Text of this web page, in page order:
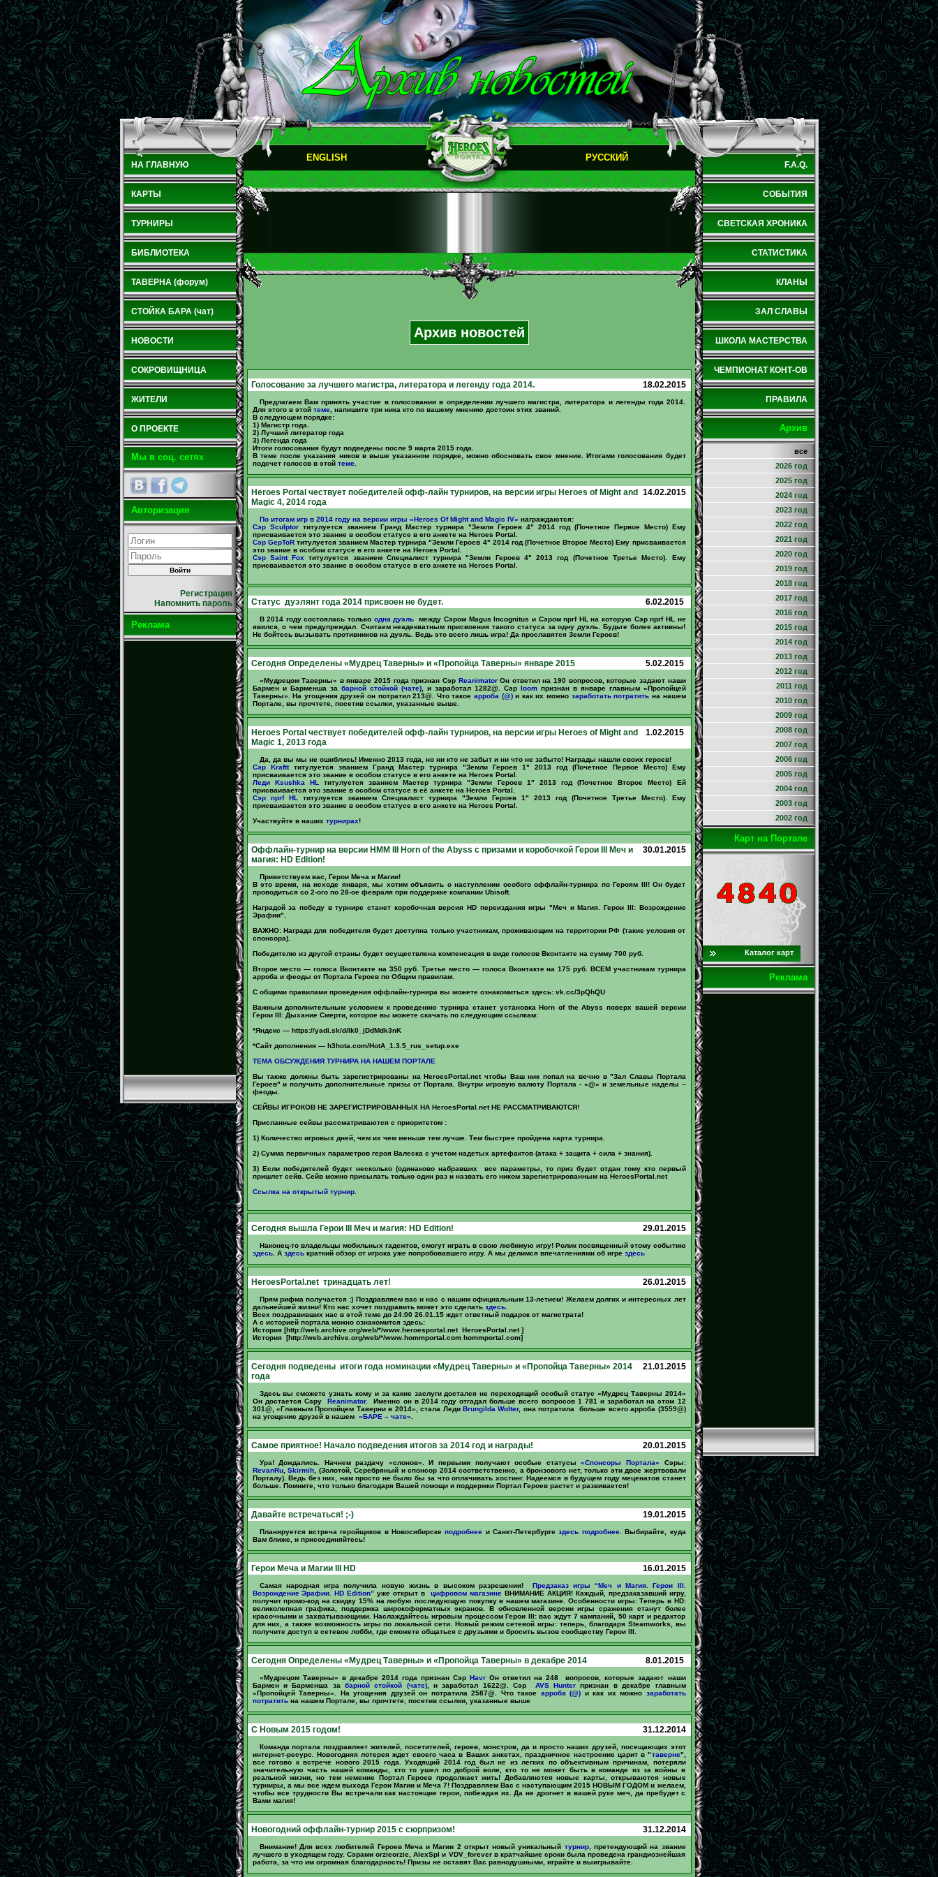
НА ГЛАВНУЮ
КАРТЫ
ТУРНИРЫ
БИБЛИОТЕКА
ТАВЕРНА (форум)
СТОЙКА БАРА (чат)
НОВОСТИ
СОКРОВИЩНИЦА
ЖИТЕЛИ
О ПРОЕКТЕ
Мы в соц. сетях
Авторизация
Регистрация
Напомнить пароль
Реклама
ENGLISH РУССКИЙ
Архив новостей
Голосование за лучшего магистра, литератора и легенду года 2014. 18.02.2015
Предлагаем Вам принять участие в голосовании в определении лучшего магистра, литератора и легенды года 2014.
Для этого в этой теме, напишите три ника кто по вашему мнению достоин этих званий.
В следующем порядке:
1) Магистр года.
2) Лучший литератор года
3) Легенда года
Итоги голосования будут подведены после 9 марта 2015 года.
В теме после указания ников в выше указанном порядке, можно обосновать свое мнение. Итогами голосования будет
подсчет голосов в этой теме.
Heroes Portal чествует победителей офф-лайн турниров, на версии игры Heroes of Might and
Magic 4, 2014 года
14.02.2015
По итогам игр в 2014 году на версии игры «Heroes Of Might and Magic IV» награждаются:
Сэр Sculptorтитулуется званием Гранд Мастер турнира "Земли Героев 4" 2014 год (Почетное Первое Место) Ему
присваивается это звание в особом статусе в его анкете на Heroes Portal.
Сэр GepToRтитулуется званием Мастер турнира "Земли Героев 4" 2014 год (Почетное Второе Место) Ему присваивается
это звание в особом статусе в его анкете на Heroes Portal.
Сэр Saint Fox титулуется званием Специалист турнира "Земли Героев 4" 2013 год (Почетное Третье Место). Ему
присваивается это звание в особом статусе в его анкете на Heroes Portal.
Статус дуэлянт года 2014 присвоен не будет. 6.02.2015
В 2014 году состоялась только одна дуэль между Сэром Мagus Incognitus и Сэром nprf HL на которую Сэр nprf HL не
явился, о чем предупреждал. Считаем неадекватным присвоения такого статуса за одну дуэль. Будьте более активны!
Не бойтесь вызывать противников на дуэль. Ведь это всего лишь игра! Да прославятся Земли Героев!
Сегодня Определены «Мудрец Таверны» и «Пропойца Таверны» январе 2015 5.02.2015
«Мудрецом Таверны» в январе 2015 года признан Сэр ReanimatorОн ответил на 190 вопросов, которые задают наши
Бармен и Барменша за барной стойкой (чате), и заработал 1282@. Сэр loomпризнан в январе главным «Пропойцей
Таверны». На угощения друзей он потратил 213@. Что такое арроба (@)и как их можно заработать потратить на нашем
Портале, вы прочтете, посетив ссылки, указанные выше.
Heroes Portal чествует победителей офф-лайн турниров, на версии игры Heroes of Might and
Magic 1, 2013 года
1.02.2015
Да, да вы мы не ошиблись! Именно 2013 года, но ни кто не забыт и ни что не забыто! Награды нашли своих героев!
Сэр Krafttтитулуется званием Гранд Мастер турнира "Земли Героев 1" 2013 год (Почетное Первое Место) Ему
присваивается это звание в особом статусе в его анкете на Heroes Portal.
Леди Ksushka HL
титулуется званием Мастер турнира "Земли Героев 1" 2013 год (Почетное Второе Место) Ей
присваивается это звание в особом статусе в её анкете на Heroes Portal.
Сэр nprf HL
титулуется званием Специалист турнира "Земли Героев 1" 2013 год (Почетное Третье Место). Ему
присваивается это звание в особом статусе в его анкете на Heroes Portal.
Участвуйте в наших турнирах!
Оффлайн-турнир на версии HMM III Horn of the Abyss с призами и коробочкой Герои III Меч и
магия: HD Edition!
30.01.2015
Приветствуем вас, Герои Меча и Магии!
В это время, на исходе января, мы хотим объявить о наступлении особого оффлайн-турнира по Героям III! Он будет
проводиться со 2-ого по 28-ое февраля при поддержке компании Ubisoft.
Наградой за победу в турнире станет коробочная версия HD переиздания игры "Меч и Магия. Герои III: Возрождение
Эрафии".
ВАЖНО: Награда для победителя будет доступна только участникам, проживающим на территории РФ (такие условия от
спонсора).
Победителю из другой страны будет осуществлена компенсация в виде голосов Вконтакте на сумму 700 руб.
Второе место — голоса Вконтакте на 350 руб. Третье место — голоса Вконтакте на 175 руб. ВСЕМ участникам турнира
арроба и феоды от Портала Героев по Общим правилам.
С общими правилами проведения оффлайн-турнира вы можете ознакомиться здесь: vk.cc/3pQhQU
Важным дополнительным условием к проведению турнира станет установка Horn of the Abyss поверх вашей версии
Герои III: Дыхание Смерти, которое вы можете скачать по следующим ссылкам:
*Яндекс — https://yadi.sk/d/Ik0_jDdMdk3nK
*Сайт дополнения — h3hota.com/HotA_1.3.5_rus_setup.exe
ТЕМА ОБСУЖДЕНИЯ ТУРНИРА НА НАШЕМ ПОРТАЛЕ
Вы также должны быть зарегистрированы на HeroesPortal.net чтобы Ваш ник попал на вечно в "Зал Славы Портала
Героев" и получить дополнительные призы от Портала. Внутри игровую валюту Портала - «@» и земельные наделы –
феоды.
СЕЙВЫ ИГРОКОВ НЕ ЗАРЕГИСТРИРОВАННЫХ НА HeroesPortal.net НЕ РАССМАТРИВАЮТСЯ!
Присланные сейвы рассматриваются с приоритетом :
1) Количество игровых дней, чем их чем меньше тем лучше. Тем быстрее пройдена карта турнира.
2) Сумма первичных параметров героя Валеска с учетом надетых артефактов (атака + защита + сила + знания).
3) Если победителей будет несколько (одинаково набравших все параметры, то приз будет отдан тому кто первый
пришлет сейв. Сейв можно присылать только один раз и назвать его ником зарегистрированным на HeroesPortal.net
Ссылка на открытый турнир.
Сегодня вышла Герои III Меч и магия: HD Edition! 29.01.2015
Наконец-то владельцы мобильных гадежтов, смогут играть в свою любимую игру! Ролик посвященный этому событию
здесь. А здеськраткий обзор от игрока уже попробовавшего игру. А мы делимся впечатлениями об игре здесь
HeroesPortal.net тринадцать лет! 26.01.2015
Прям рифма получается :) Поздравляем вас и нас с нашим официальным 13-летием! Желаем долгих и интересных лет
дальнейшей жизни! Кто нас хочет поздравить может это сделать здесь.
Всех поздравивших нас в этой теме до 24:00 26.01.15 ждет ответный подарок от магистрата!
А с историей портала можно ознакомится здесь:
История [http://web.archive.org/web/*/www.heroesportal.net HeroesPortal.net ]
История [http://web.archive.org/web/*/www.hommportal.com hommportal.com]
Cегодня подведены итоги года номинации «Мудрец Таверны» и «Пропойца Таверны» 2014
года
21.01.2015
Здесь вы сможете узнать кому и за какие заслуги достался не переходящий особый статус «Мудрец Таверны 2014»
Он достается Сэру
Reanimator. Именно он в 2014 году отгадал больше всего вопросов 1 781 и заработал на этом 12
301@, «Главным Пропойцем Таверни в 2014», стала Леди Brungilda Wolter, она потратила больше всего арроба (3559@)
на угощение друзей в нашем «БАРЕ – чате»
Самое приятное! Начало подведения итогов за 2014 год и награды! 20.01.2015
Ура! Дождались. Начнем раздачу «слонов». И первыми получают особые статусы«Спонсоры Портала» Сэры:
RevanRu, Skirmih , (Золотой, Серебряный и спонсор 2014 соответственно, а бронзового нет, только эти двое жертвовали
Порталу). Ведь без них, нам просто не было бы за что оплачивать хостинг. Надеемся в будущем году меценатов станет
больше. Помните, что только благодаря Вашей помощи и поддержки Портал Героев растет и развивается!
Давайте встречаться! ;-) 19.01.2015
Планируется встреча геройщиков в Новосибирскеподробнее и Санкт-Петербургездесь подробнее. Выбирайте, куда
Вам ближе, и присоединяйтесь!
Герои Меча и Магии III HD 16.01.2015
Самая народная игра получила новую жизнь в высоком разрешении!
Предзаказ игры “Меч и Магия. Герои III.
Возрождение Эрафии. HD Edition” уже открыт в цифровом магазинеВНИМАНИЕ АКЦИЯ! Каждый, предзаказавший игру,
получит промо-код на скидку 15% на любую последующую покупку в нашем магазине. Особенности игры: Теперь в HD:
великолепная графика, поддержка широкоформатных экранов. В обновленной версии игры сражения станут более
красочными и захватывающими. Наслаждайтесь игровым процессом Герои III: вас ждут 7 кампаний, 50 карт и редактор
для них, а также возможность игры по локальной сети. Новый режим сетевой игры: теперь, благодаря Steamworks, вы
получите доступ в сетевое лобби, где сможете общаться с друзьями и бросить вызов сообществу Герои III.
Сегодня Определены «Мудрец Таверны» и «Пропойца Таверны» в декабре 2014 8.01.2015
«Мудрецом Таверны» в декабре 2014 года признан Сэр HavrОн ответил на 248 вопросов, которые задают наши
Бармен и Барменша за барной стойкой (чате), и заработал 1622@. Сэр AVS Hunter признан в декабре главным
«Пропойцей Таверны». На угощения друзей он потратила 2587@. Что такое арроба (@) и как их можно заработать
потратитьна нашем Портале, вы прочтете, посетив ссылки, указанные выше
C Новым 2015 годом! 31.12.2014
Команда портала поздравляет жителей, посетителей, героев, монстров, да и просто наших друзей, посещающих этот
интернет-ресурс. Новогодняя лотерея ждет своего часа в Ваших анкетах, праздничное настроение царит в "таверне",
все готово к встрече нового 2015 года. Уходящий 2014 год был не из легких по объективным причинам, потеряли
значительную часть нашей команды, кто то ушел по доброй воле, кто то не может быть в команде из за войны в
реальной жизни, но тем немение Портал Героев продолжает жить! Добавляются новые карты, открываются новые
турниры, а мы все ждем выхода Герои Магии и Меча 7! Поздравляем Вас с наступающим 2015 НОВЫМ ГОДОМ и желаем,
чтобы все трудности Вы встречали как настоящие герои, побеждая их. Да не дрогнет в вашей руке меч, да пребудет с
Вами магия!
Новогодний оффлайн-турнир 2015 с сюрпризом! 31.12.2014
Внимание! Для всех любителей Героев Меча и Магии 2 открыт новый уникальный турнир, претендующий на звание
лучшего в уходящем году. Сэрами orzieorzie, AlexSpl и VDV_forever в кратчайшие сроки была проведена грандиознейшая
работа, за что им огромная благодарность! Призы не оставят Вас равнодушными, играйте и выигрывайте.
F.A.Q.
СОБЫТИЯ
СВЕТСКАЯ ХРОНИКА
СТАТИСТИКА
КЛАНЫ
ЗАЛ СЛАВЫ
ШКОЛА МАСТЕРСТВА
ЧЕМПИОНАТ КОНТ-ОВ
ПРАВИЛА
Архив
все
2026 год
2025 год
2024 год
2023 год
2022 год
2021 год
2020 год
2019 год
2018 год
2017 год
2016 год
2015 год
2014 год
2013 год
2012 год
2011 год
2010 год
2009 год
2008 год
2007 год
2006 год
2005 год
2004 год
2003 год
2002 год
Карт на Портале
Каталог карт
Реклама